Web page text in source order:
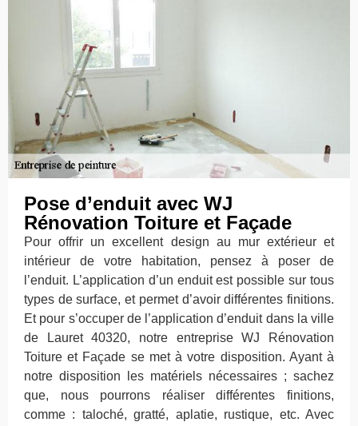
Pose d’enduit avec WJ
Rénovation Toiture et Façade
Pour offrir un excellent design au mur extérieur et
intérieur de votre habitation, pensez à poser de
l’enduit. L’application d’un enduit est possible sur tous
types de surface, et permet d’avoir différentes finitions.
Et pour s’occuper de l’application d’enduit dans la ville
de Lauret 40320, notre entreprise WJ Rénovation
Toiture et Façade se met à votre disposition. Ayant à
notre disposition les matériels nécessaires ; sachez
que, nous pourrons réaliser différentes finitions,
comme : taloché, gratté, aplatie, rustique, etc. Avec